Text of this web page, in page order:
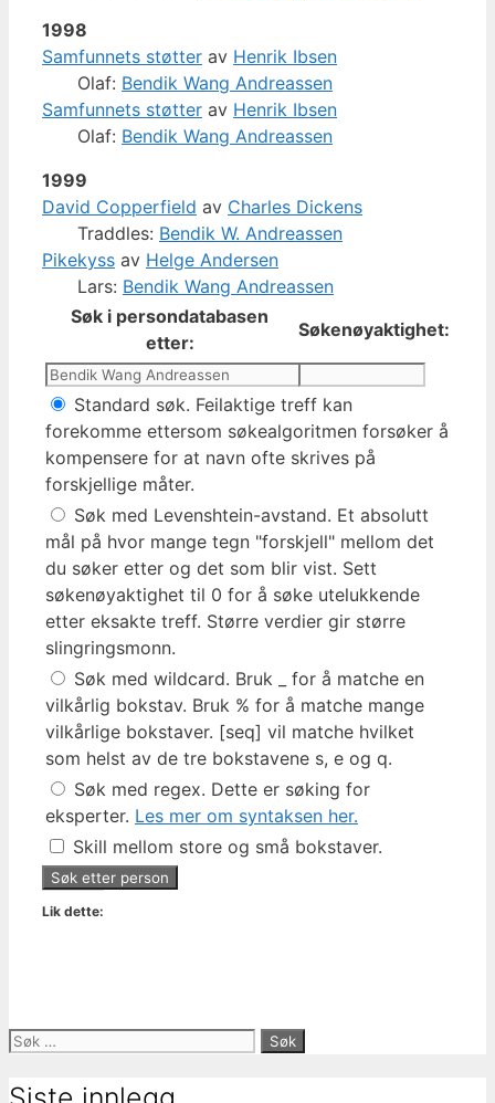
1998
Samfunnets støtter av Henrik Ibsen
Olaf: Bendik Wang Andreassen
Samfunnets støtter av Henrik Ibsen
Olaf: Bendik Wang Andreassen
1999
David Copperfield av Charles Dickens
Traddles: Bendik W. Andreassen
Pikekyss av Helge Andersen
Lars: Bendik Wang Andreassen
Søk i persondatabasen
etter:
Søkenøyaktighet:
Standard søk. Feilaktige treff kan
forekomme ettersom søkealgoritmen forsøker å
kompensere for at navn ofte skrives på
forskjellige måter.
Søk med Levenshtein-avstand. Et absolutt
mål på hvor mange tegn "forskjell" mellom det
du søker etter og det som blir vist. Sett
søkenøyaktighet til 0 for å søke utelukkende
etter eksakte treff. Større verdier gir større
slingringsmonn.
Søk med wildcard. Bruk _ for å matche en
vilkårlig bokstav. Bruk % for å matche mange
vilkårlige bokstaver. [seq] vil matche hvilket
som helst av de tre bokstavene s, e og q.
Søk med regex. Dette er søking for
eksperter. Les mer om syntaksen her.
Skill mellom store og små bokstaver.
Lik dette:
Søk